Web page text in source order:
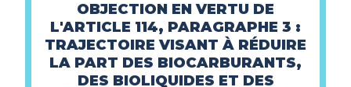
OBJECTION EN VERTU DE
L'ARTICLE 114, PARAGRAPHE 3 :
TRAJECTOIRE VISANT À RÉDUIRE
LA PART DES BIOCARBURANTS,
DES BIOLIQUIDES ET DES